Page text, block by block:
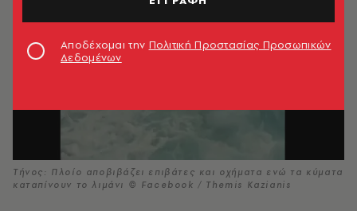
Τήνος: Πλοίο αποβιβάζει επιβάτες και οχήματα ενώ τα κύματα
καταπίνουν το λιμάνι © Facebook / Themis Kazianis
Αποδέχομαι την Πολιτική Προστασίας Προσωπικών
Δεδομένων